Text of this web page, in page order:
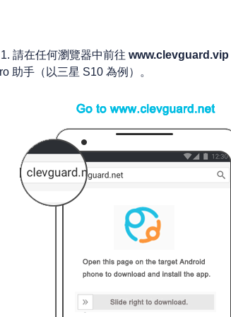
請在任何瀏覽器中前往 www.clevguard.vip
助手（以三星 S10 為例）。